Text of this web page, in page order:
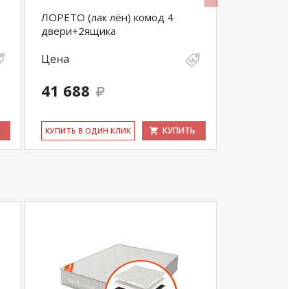
ЛОРЕТО (лак лён) комод 4
двери+2ящика
Цена
41 688
КУ­ПИТЬ В ОДИН КЛИК КУПИТЬ